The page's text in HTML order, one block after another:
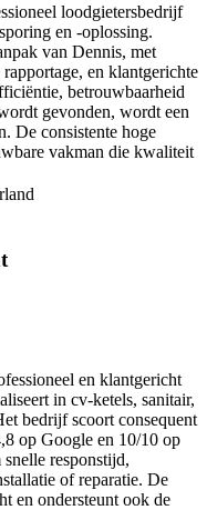
loodgietersbedrijf
en -oplossing.
van Dennis, met
en klantgerichte
betrouwbaarheid
gevonden, wordt een
De consistente hoge
vakman die kwaliteit
en klantgericht
in cv-ketels, sanitair,
bedrijf scoort consequent
op Google en 10/10 op
responstijd,
of reparatie. De
en ondersteunt ook de